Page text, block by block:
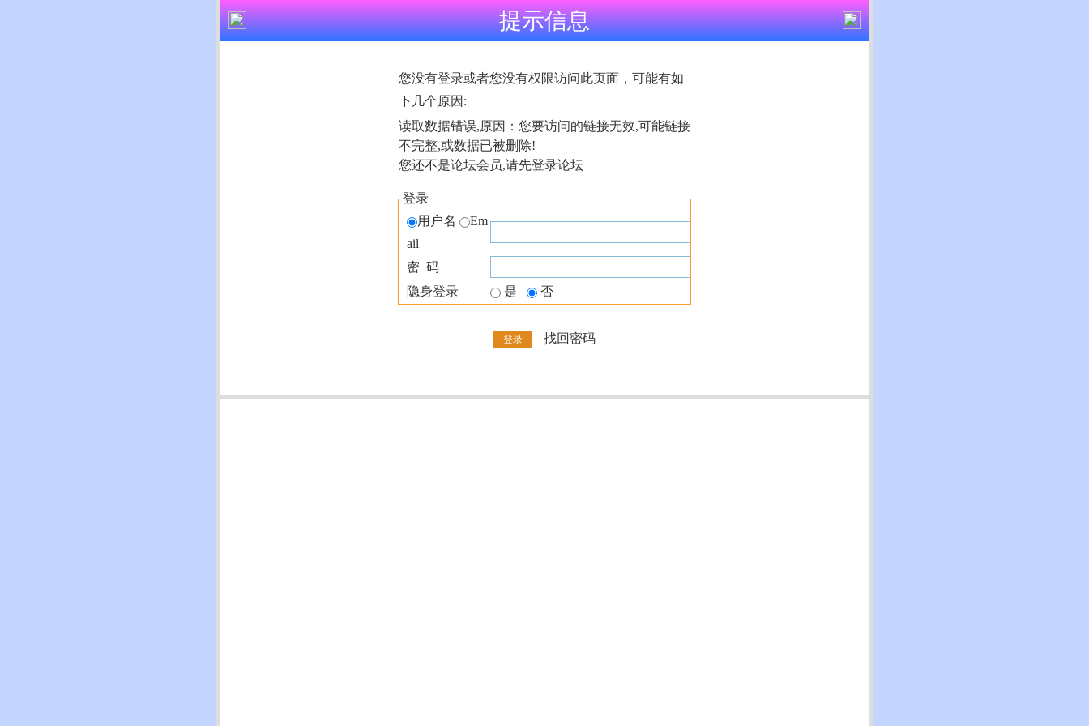
提示信息
您没有登录或者您没有权限访问此页面，可能有如
下几个原因:
读取数据错误,原因：您要访问的链接无效,可能链接
不完整,或数据已被删除!
您还不是论坛会员,请先登录论坛
登录
用户名
Em
ail
密 码
隐身登录
是 否
找回密码